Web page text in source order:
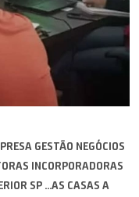
GESTÃO NEGÓCIOS
INCORPORADORAS
SP ...AS CASAS A